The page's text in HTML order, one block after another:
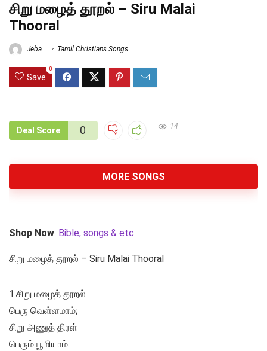
சிறு மழைத் தூறல் – Siru Malai
Thooral
Jeba Tamil Christians Songs
Save
0
Deal Score 0 14
MORE SONGS
Shop Now: Bible, songs & etc
சிறு மழைத் தூறல் – Siru Malai Thooral
1.சிறு மழைத் தூறல்
பெரு வெள்ளமாம்;
சிறு அணுத் திரள்
பெரும் பூமியாம்.